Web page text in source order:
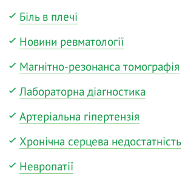
Біль в плечі
Новини ревматології
Магнітно-резонанса томографія
Лабораторна діагностика
Артеріальна гіпертензія
Хронічна серцева недостатність
Невропатії